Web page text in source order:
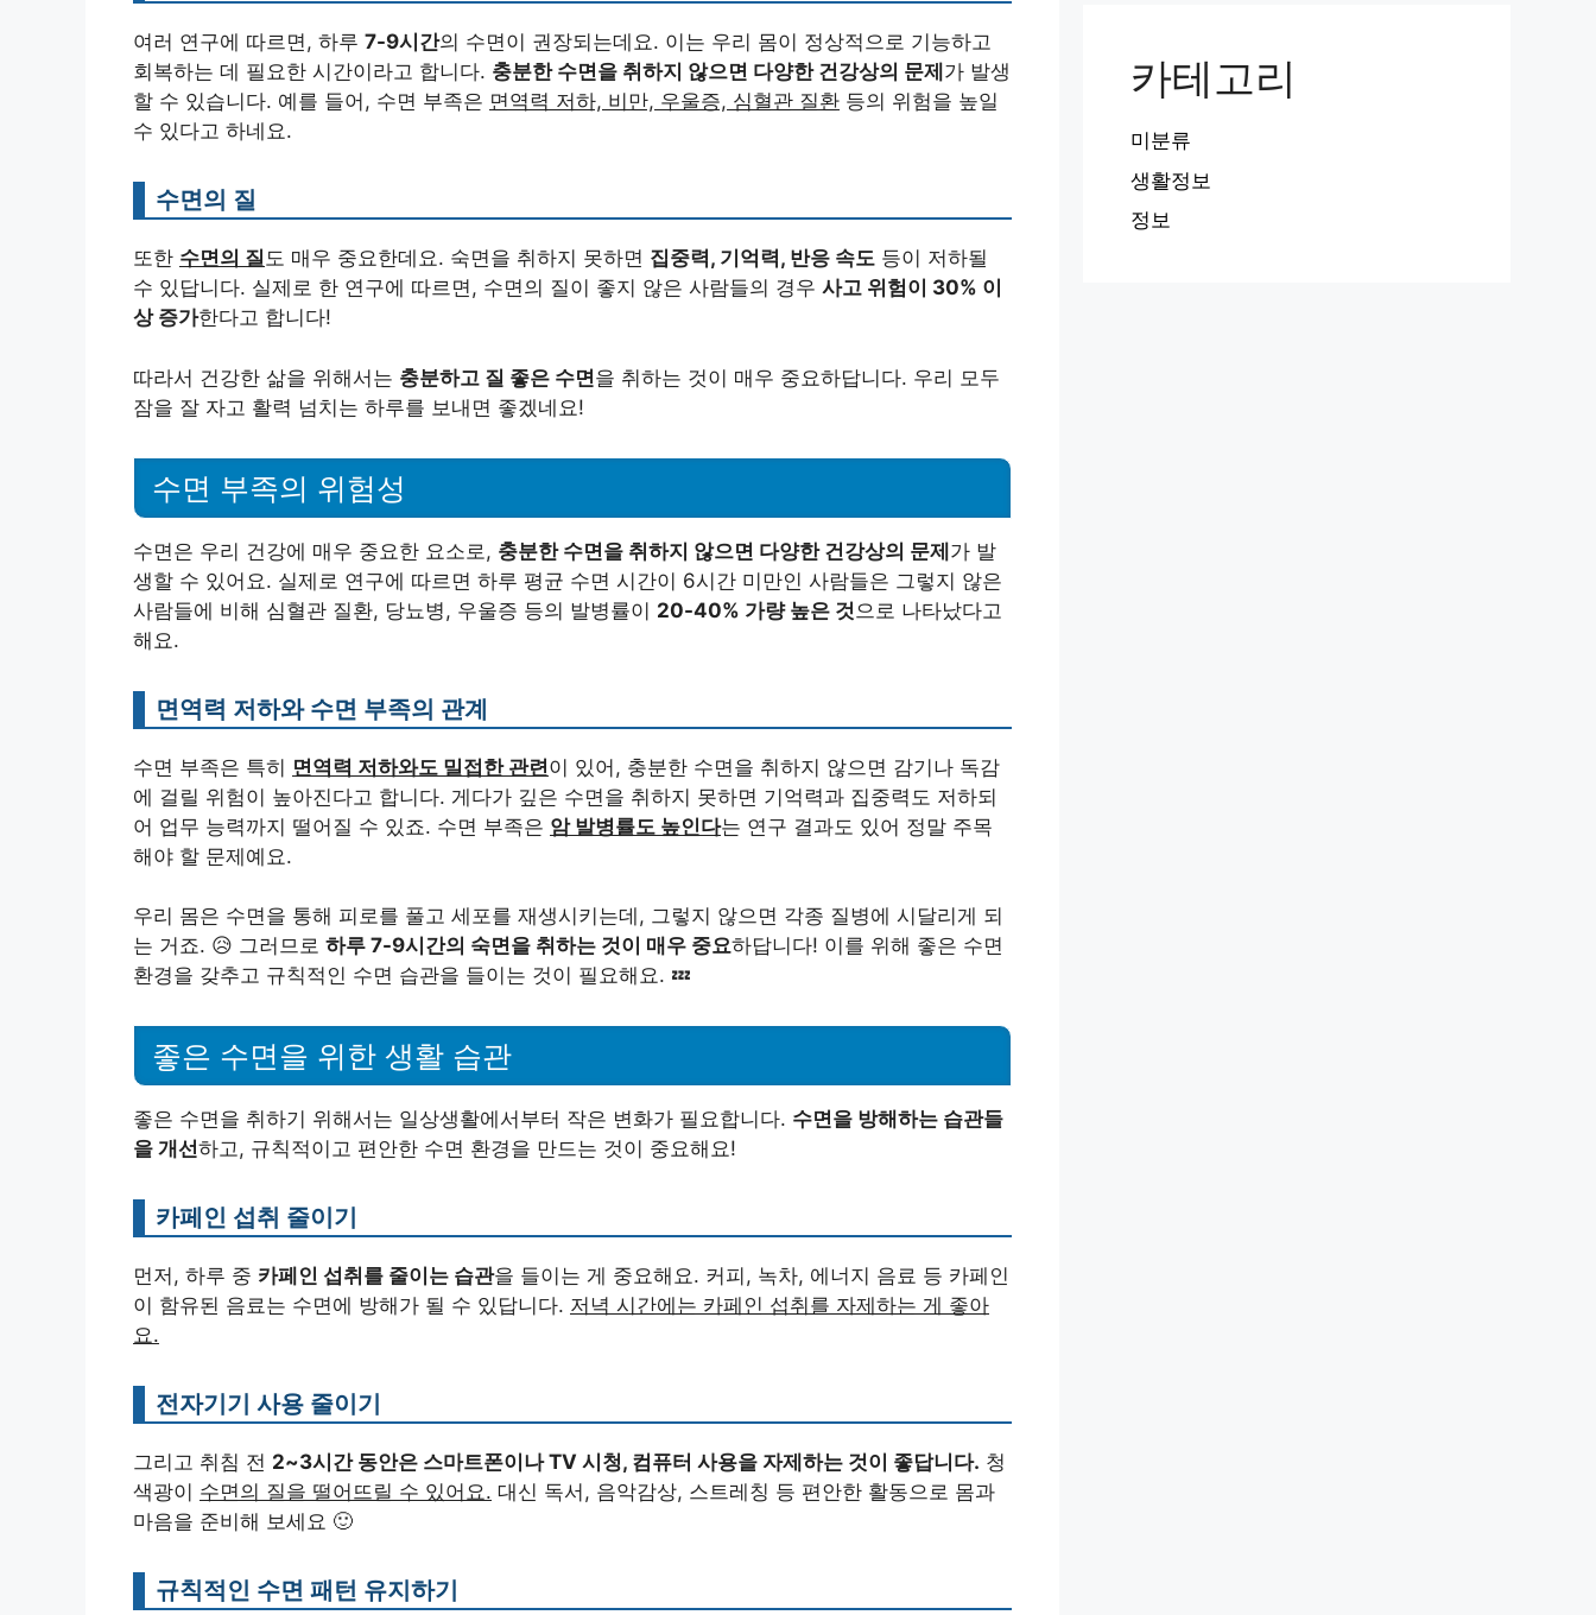
여러 연구에 따르면, 하루 7-9시간의 수면이 권장되는데요. 이는 우리 몸이 정상적으로 기능하고
회복하는 데 필요한 시간이라고 합니다. 충분한 수면을 취하지 않으면 다양한 건강상의 문제 가 발생
할 수 있습니다. 예를 들어, 수면 부족은 면역력 저하, 비만, 우울증, 심혈관 질환 등의 위험을 높일
수 있다고 하네요.
수면의 질
또한 수면의 질도 매우 중요한데요. 숙면을 취하지 못하면 집중력, 기억력, 반응 속도 등이 저하될
수 있답니다. 실제로 한 연구에 따르면, 수면의 질이 좋지 않은 사람들의 경우 사고 위험이 30% 이
상 증가한다고 합니다!
따라서 건강한 삶을 위해서는 충분하고 질 좋은 수면을 취하는 것이 매우 중요하답니다. 우리 모두
잠을 잘 자고 활력 넘치는 하루를 보내면 좋겠네요!
수면 부족의 위험성
수면은 우리 건강에 매우 중요한 요소로, 충분한 수면을 취하지 않으면 다양한 건강상의 문제가 발
생할 수 있어요. 실제로 연구에 따르면 하루 평균 수면 시간이 6시간 미만인 사람들은 그렇지 않은
사람들에 비해 심혈관 질환, 당뇨병, 우울증 등의 발병률이 20-40% 가량 높은 것 으로 나타났다고
해요.
면역력 저하와 수면 부족의 관계
수면 부족은 특히 면역력 저하와도 밀접한 관련이 있어, 충분한 수면을 취하지 않으면 감기나 독감
에 걸릴 위험이 높아진다고 합니다. 게다가 깊은 수면을 취하지 못하면 기억력과 집중력도 저하되
어 업무 능력까지 떨어질 수 있죠. 수면 부족은 암 발병률도 높인다는 연구 결과도 있어 정말 주목
해야 할 문제예요.
우리 몸은 수면을 통해 피로를 풀고 세포를 재생시키는데, 그렇지 않으면 각종 질병에 시달리게 되
는 거죠. 😥 그러므로 하루 7-9시간의 숙면을 취하는 것이 매우 중요하답니다! 이를 위해 좋은 수면
환경을 갖추고 규칙적인 수면 습관을 들이는 것이 필요해요. 💤
좋은 수면을 위한 생활 습관
좋은 수면을 취하기 위해서는 일상생활에서부터 작은 변화가 필요합니다. 수면을 방해하는 습관들
을 개선하고, 규칙적이고 편안한 수면 환경을 만드는 것이 중요해요!
카페인 섭취 줄이기
먼저, 하루 중 카페인 섭취를 줄이는 습관을 들이는 게 중요해요. 커피, 녹차, 에너지 음료 등 카페인
이 함유된 음료는 수면에 방해가 될 수 있답니다. 저녁 시간에는 카페인 섭취를 자제하는 게 좋아
요.
전자기기 사용 줄이기
그리고 취침 전 2~3시간 동안은 스마트폰이나 TV 시청, 컴퓨터 사용을 자제하는 것이 좋답니다. 청
색광이 수면의 질을 떨어뜨릴 수 있어요. 대신 독서, 음악감상, 스트레칭 등 편안한 활동으로 몸과
마음을 준비해 보세요 🙂
규칙적인 수면 패턴 유지하기
카테고리
미분류
생활정보
정보